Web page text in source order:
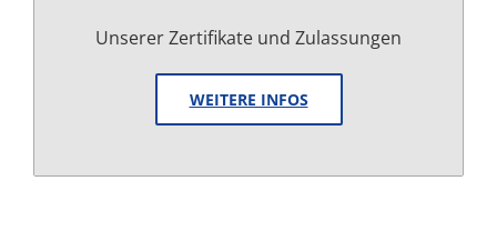
Unserer Zertifikate und Zulassungen
WEITERE INFOS